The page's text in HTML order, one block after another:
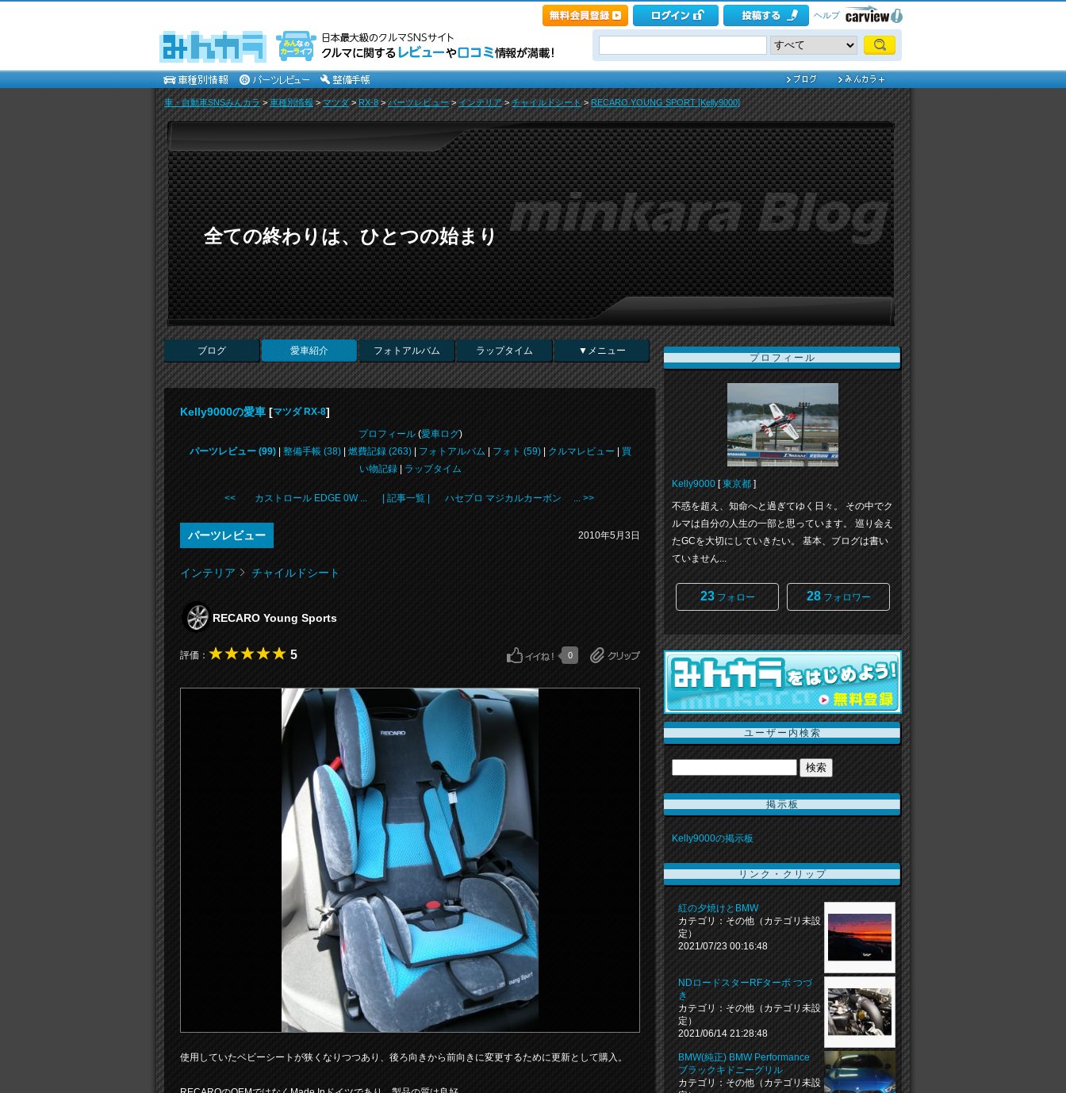
ヘルプ
車・自動車SNSみんカラ>車種別情報>マツダ>RX-8>パーツレビュー>インテリア>チャイルドシート>RECARO YOUNG SPORT [Kelly9000]
全ての終わりは、ひとつの始まり
ブログ 愛車紹介 フォトアルバム ラップタイム ▼メニュー
Kelly9000の愛車 [マツダ RX-8]
プロフィール(愛車ログ)
パーツレビュー (99)| 整備手帳 (38)| 燃費記録 (263)| フォトアルバム フォト (59)| クルマレビュー
買
い物記録| ラップタイム
<< カストロール EDGE 0W ... | 記事一覧 | ハセプロ マジカルカーボン ... >>
パーツレビュー 2010年5月3日
インテリア チャイルドシート
RECARO Young Sports
評価： 5 0
使用していたベビーシートが狭くなりつつあり、後ろ向きから前向きに変更するために更新として購入。
プロフィール
Kelly9000 [東京都 ]
不惑を超え、知命へと過ぎてゆく日々。 その中でク
ルマは自分の人生の一部と思っています。 巡り会え
たGCを大切にしていきたい。 基本、ブログは書い
ていません...
23フォロー 28フォロワー
ユーザー内検索
掲示板
Kelly9000の掲示板
リンク・クリップ
紅の夕焼けとBMW
カテゴリ：その他（カテゴリ未設
定）
2021/07/23 00:16:48
NDロードスターRFターボ つづ
き
カテゴリ：その他（カテゴリ未設
定）
2021/06/14 21:28:48
BMW(純正) BMW Performance
ブラックキドニーグリル
カテゴリ：その他（カテゴリ未設